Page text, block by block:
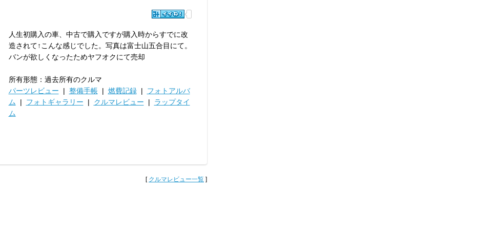
人生初購入の車、中古で購入ですが購入時からすでに改
造されて↑こんな感じでした。写真は富士山五合目にて。
バンが欲しくなったためヤフオクにて売却
所有形態：過去所有のクルマ
パーツレビュー | 整備手帳| 燃費記録| フォトアルバ
ム | フォトギャラリー | クルマレビュー | ラップタイ
ム
[ クルマレビュー一覧 ]